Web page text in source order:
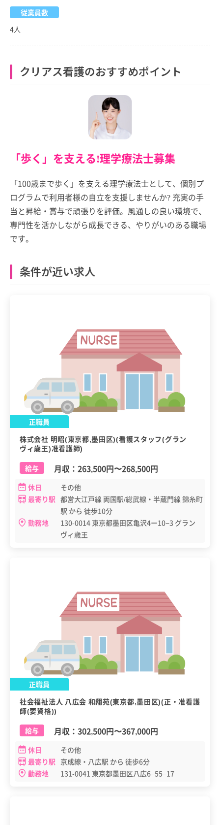
従業員数
4人
クリアス看護のおすすめポイント
「歩く」を支える!理学療法士募集
「100歳まで歩く」を支える理学療法士として、個別プ
ログラムで利用者様の自立を支援しませんか? 充実の手
当と昇給・賞与で頑張りを評価。風通しの良い環境で、
専門性を活かしながら成長できる、やりがいのある職場
です。
条件が近い求人
正職員
株式会社 明昭(東京都,墨田区)(看護スタッフ(グラン
ヴィ歳王)准看護師)
給与
月収： 263,500円〜268,500円
休日
その他
最寄り駅 都営大江戸線 両国駅/総武線・半蔵門線 錦糸町
駅 から 徒歩10分
勤務地
130-0014 東京都墨田区亀沢4ー10−3 グラン
ヴィ歳王
正職員
社会福祉法人 八広会 和翔苑(東京都,墨田区)(正・准看護
師(要資格))
給与
月収： 302,500円〜367,000円
休日
その他
最寄り駅 京成線・八広駅 から 徒歩6分
勤務地
131-0041 東京都墨田区八広6−55−17